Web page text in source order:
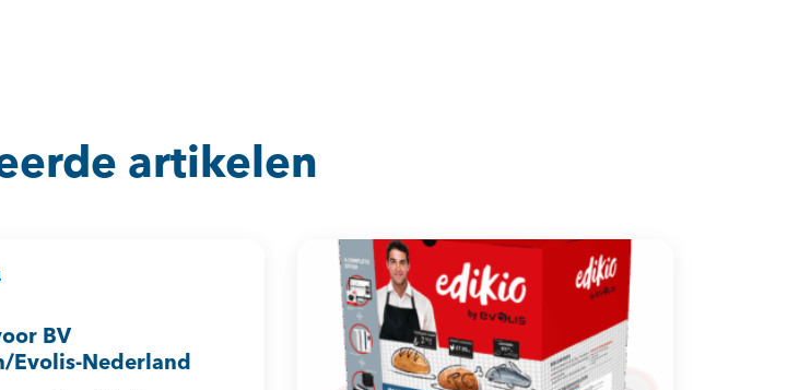
artikelen
BV
Evolis-Nederland